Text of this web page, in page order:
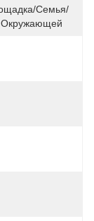
Семья/
Окружающей